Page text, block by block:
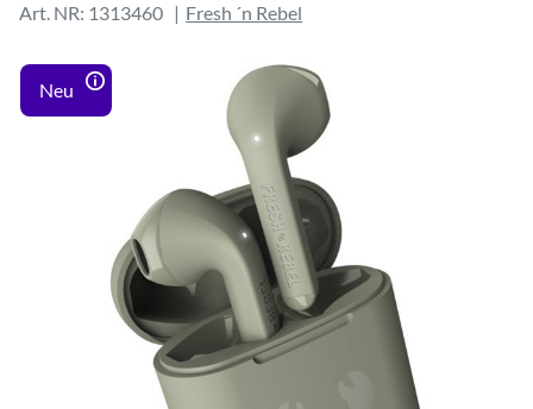
Art. NR: 1313460
Fresh ´n Rebel
Neu